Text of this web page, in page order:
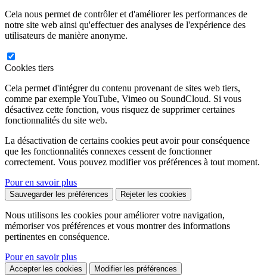
Cela nous permet de contrôler et d'améliorer les performances de
notre site web ainsi qu'effectuer des analyses de l'expérience des
utilisateurs de manière anonyme.
Cookies tiers
Cela permet d'intégrer du contenu provenant de sites web tiers,
comme par exemple YouTube, Vimeo ou SoundCloud. Si vous
désactivez cette fonction, vous risquez de supprimer certaines
fonctionnalités du site web.
La désactivation de certains cookies peut avoir pour conséquence
que les fonctionnalités connexes cessent de fonctionner
correctement. Vous pouvez modifier vos préférences à tout moment.
Pour en savoir plus
Sauvegarder les préférences Rejeter les cookies
Nous utilisons les cookies pour améliorer votre navigation,
mémoriser vos préférences et vous montrer des informations
pertinentes en conséquence.
Pour en savoir plus
Accepter les cookies Modifier les préférences